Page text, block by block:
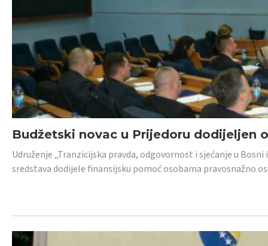
Budžetski novac u Prijedoru dodijeljen
Udruženje „Tranzicijska pravda, odgovornost i sjećanje u
sredstava dodijele finansijsku pomoć osobama pravosnažno